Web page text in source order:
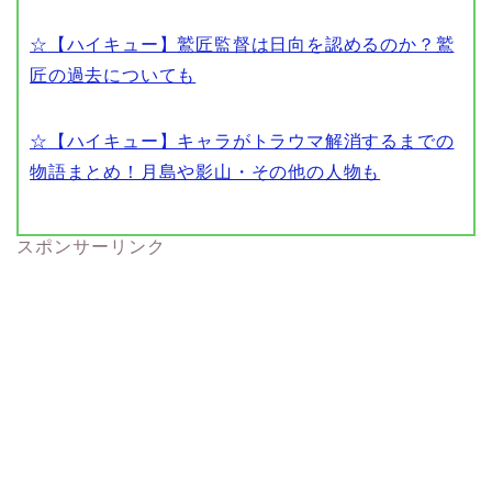
☆
【ハイキュー】鷲匠監督は日向を認めるのか？鷲
匠の過去についても
☆
【ハイキュー】キャラがトラウマ解消するまでの
物語まとめ！月島や影山・その他の人物も
スポンサーリンク